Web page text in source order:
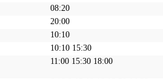
08:20
20:00
10:10
10:10 15:30
11:00 15:30 18:00